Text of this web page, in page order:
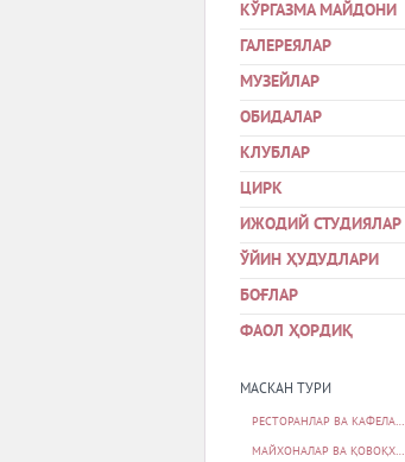
КЎРГАЗМА МАЙДОНИ
ГАЛЕРЕЯЛАР
МУЗЕЙЛАР
ОБИДАЛАР
КЛУБЛАР
ЦИРК
ИЖОДИЙ СТУДИЯЛАР
ЎЙИН ҲУДУДЛАРИ
БОҒЛАР
ФАОЛ ҲОРДИҚ
МАСКАН ТУРИ
РЕСТОРАНЛАР ВА КАФЕЛАР
МАЙХОНАЛАР ВА ҚОВОҚХОНАЛАР